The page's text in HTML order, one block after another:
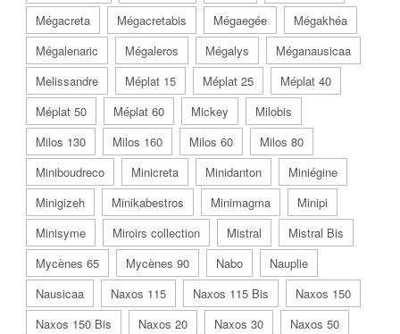
Mégacreta
Mégacretabis Mégaegée
Mégakhéa
Mégalenaric
Mégaleros Mégalys
Méganausicaa
Melissandre
Méplat 15 Méplat 25
Méplat 40
Méplat 50
Méplat 60 Mickey
Milobis
Milos 130
Milos 160 Milos 60
Milos 80
Miniboudreco
Minicreta Minidanton
Miniégine
Minigizeh
Minikabestros Minimagma
Minipi
Minisyme
Miroirs collection Mistral
Mistral Bis
Mycènes 65
Mycènes 90 Nabo
Nauplie
Nausicaa
Naxos 115 Naxos 115 Bis
Naxos 150
Naxos 150 Bis
Naxos 20 Naxos 30
Naxos 50